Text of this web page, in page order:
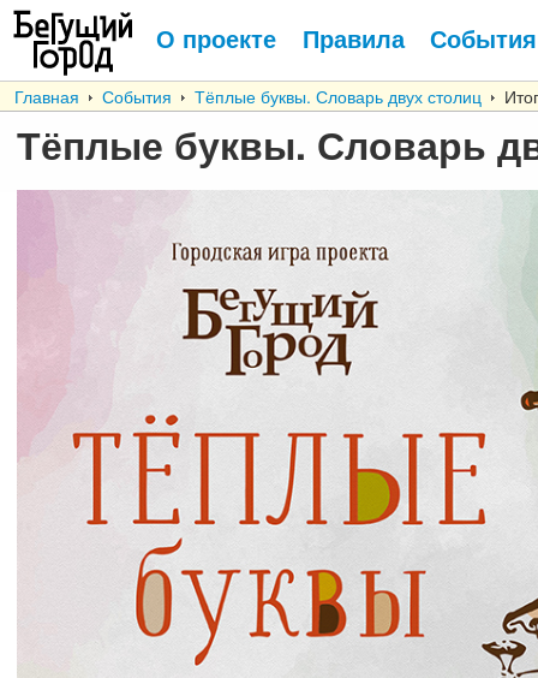
О проекте Правила События
Главная События Тёплые буквы. Словарь двух столиц
Тёплые буквы. Словарь